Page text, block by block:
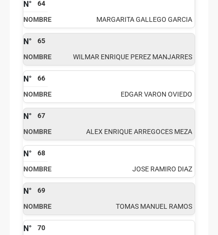
64
MARGARITA GALLEGO GARCIA
65
WILMAR ENRIQUE PEREZ MANJARRES
66
EDGAR VARON OVIEDO
67
ALEX ENRIQUE ARREGOCES MEZA
68
JOSE RAMIRO DIAZ
69
TOMAS MANUEL RAMOS
70